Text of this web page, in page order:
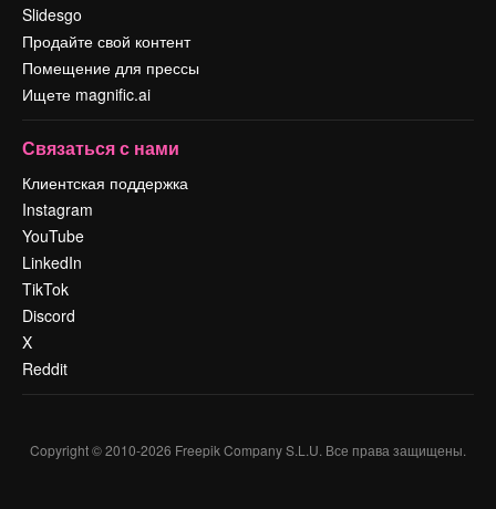
Slidesgo
Продайте свой контент
Помещение для прессы
Ищете magnific.ai
Связаться с нами
Клиентская поддержка
Instagram
YouTube
LinkedIn
TikTok
Discord
X
Reddit
Copyright © 2010-2026 Freepik Company S.L.U. Все права защищены.